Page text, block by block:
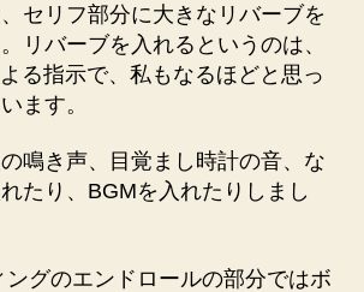
セリフ部分に大きなリバーブを
リバーブを入れるというのは、
る指示で、私もなるほどと思っ
ます。
鳴き声、目覚まし時計の音、な
たり、BGMを入れたりしまし
ングのエンドロールの部分ではボ